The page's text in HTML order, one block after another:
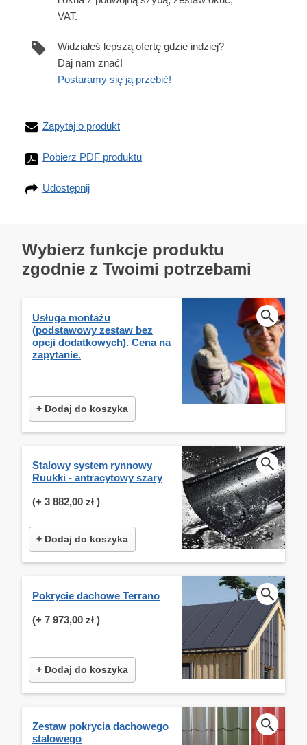
VAT.
Widziałeś lepszą ofertę gdzie indziej?
Daj nam znać!
Postaramy się ją przebić!
Zapytaj o produkt
Pobierz PDF produktu
Udostępnij
Wybierz funkcje produktu
zgodnie z Twoimi potrzebami
Usługa montażu
(podstawowy zestaw bez
opcji dodatkowych). Cena na
zapytanie.
+ Dodaj do koszyka
Stalowy system rynnowy
Ruukki - antracytowy szary
(+ 3 882,00 zł )
+ Dodaj do koszyka
Pokrycie dachowe Terrano
(+ 7 973,00 zł )
+ Dodaj do koszyka
Zestaw pokrycia dachowego
stalowego